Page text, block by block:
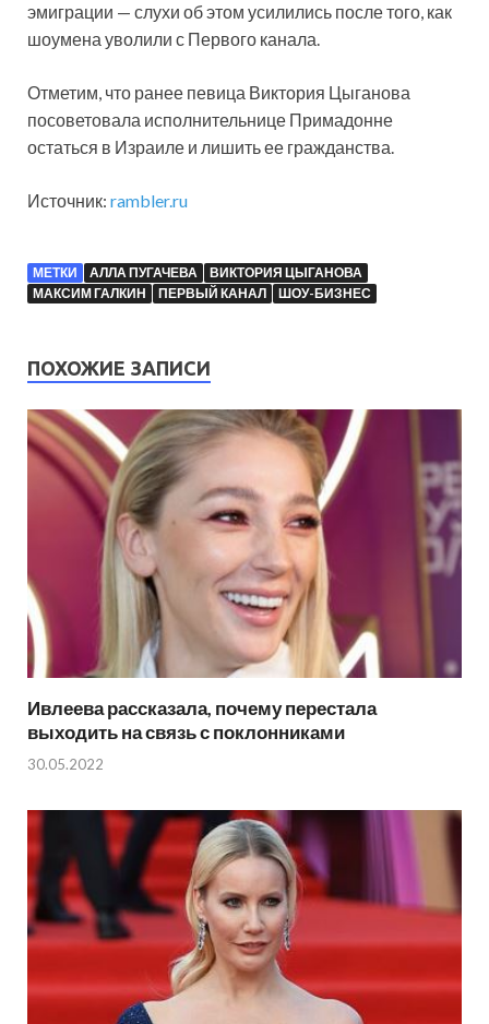
эмиграции — слухи об этом усилились после того, как
шоумена уволили с Первого канала.
Отметим, что ранее певица Виктория Цыганова
посоветовала исполнительнице Примадонне
остаться в Израиле и лишить ее гражданства.
Источник: rambler.ru
МЕТКИ АЛЛА ПУГАЧЕВА
ВИКТОРИЯ ЦЫГАНОВА
МАКСИМ ГАЛКИН
ПЕРВЫЙ КАНАЛ ШОУ-БИЗНЕС
ПОХОЖИЕ ЗАПИСИ
Ивлеева рассказала, почему перестала
выходить на связь с поклонниками
30.05.2022